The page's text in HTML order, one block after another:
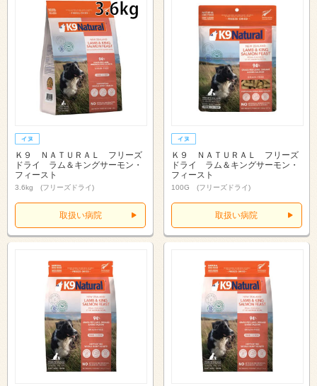
Ｋ９ ＮＡＴＵＲＡＬ フリーズ
ドライ ラム＆キングサーモン・
フィースト
3.6kg (フリーズドライ)
取扱い病院
Ｋ９ ＮＡＴＵＲＡＬ フリーズ
ドライ ラム＆キングサーモン・
フィースト
100G (フリーズドライ)
取扱い病院